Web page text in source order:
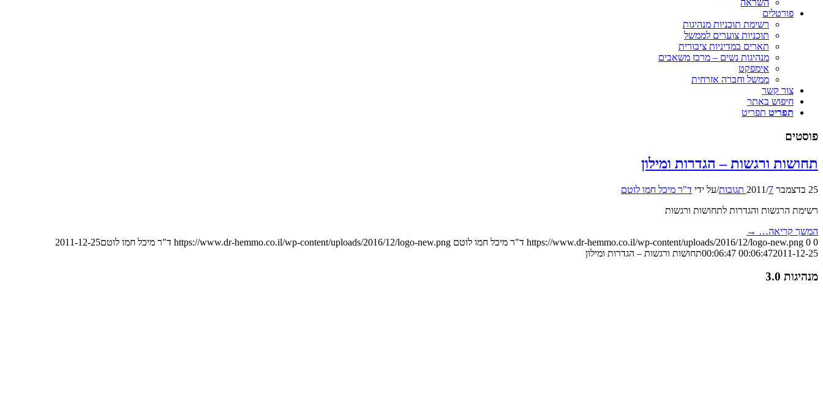
השראה
פורטלים
רשימת תוכניות מנהיגות
תוכניות צוערים לממשל
תארים במדיניות ציבורית
מנהיגות נשים – מרכז משאבים
אימפקט
ממשל וחברה אזרחית
צור קשר
חיפוש באתר
תפריט תפריט
פוסטים
תחושות ורגשות – הגדרות ומילון
25 בדצמבר 2011 /7 תגובות /על ידי ד"ר מיכל חמו לוטם
רשימת הרגשות והגדרות לתחושות ורגשות
המשך קריאה… →
https://www.dr-hemmo.co.il/wp-content/uploads/2016/12/logo-new.png 0 0 ד"ר מיכל חמו לוטם https://www.dr-hemmo.co.il/wp-content/uploads/2016/12/logo-new.png ד"ר מיכל חמו לוטם2011-12-25
00:06:472011-12-25 00:06:47 תחושות ורגשות – הגדרות ומילון
מנהיגות 3.0